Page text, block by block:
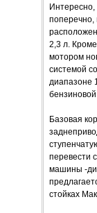
поперечно,
2,3 л.
мотором
системой
диапазоне
Базовая
перевести
машины -
стойках